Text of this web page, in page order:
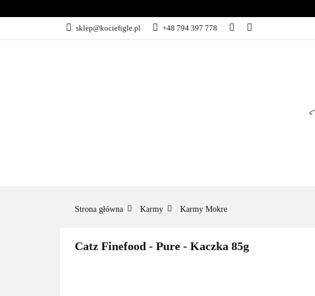
sklep@kociefigle.pl +48 794 397 778
NOWOŚCI PROMOCJE
Strona główna Karmy Karmy Mokre
Catz Finefood - Pure - Kaczka 85g